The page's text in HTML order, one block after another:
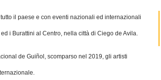
il paese e con eventi nazionali ed internazionali
i Burattini al Centro, nella città di Ciego de Avila.
de Guiñol, scomparso nel 2019, gli artisti